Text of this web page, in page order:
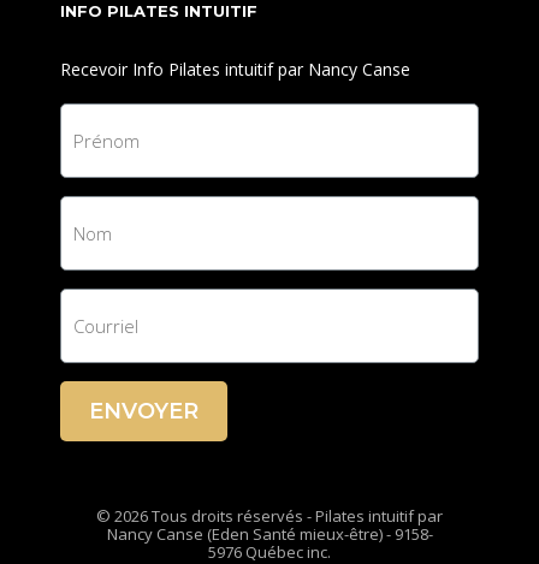
INFO PILATES INTUITIF
Recevoir Info Pilates intuitif par Nancy Canse
ENVOYER
© 2026 Tous droits réservés - Pilates intuitif par
Nancy Canse (Eden Santé mieux-être) - 9158-
5976 Québec inc.